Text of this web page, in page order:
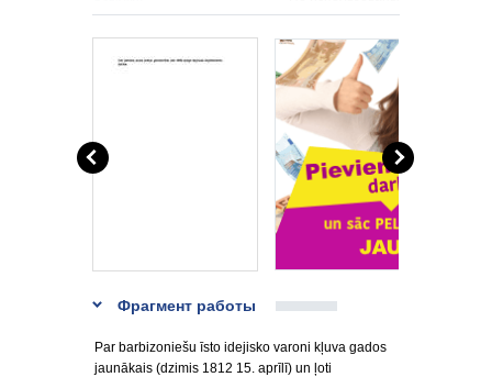
Фрагмент работы
Par barbizoniešu īsto idejisko varoni kļuva gados
jaunākais (dzimis 1812 15. aprīlī) un ļoti